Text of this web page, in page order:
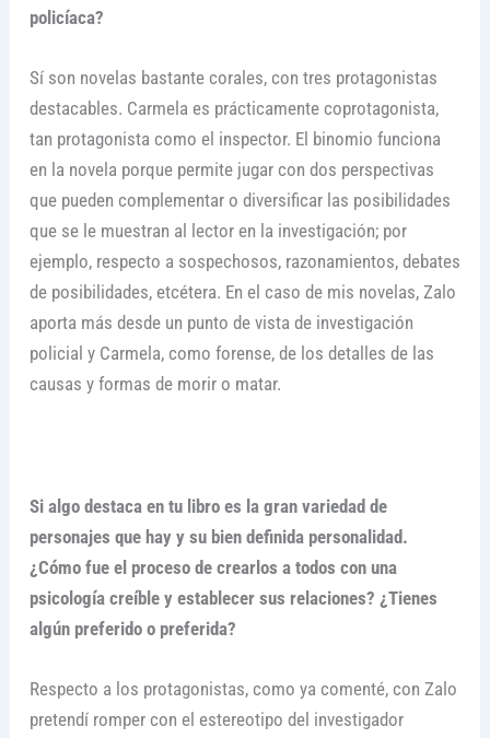
policíaca?
Sí son novelas bastante corales, con tres protagonistas
destacables. Carmela es prácticamente coprotagonista,
tan protagonista como el inspector. El binomio funciona
en la novela porque permite jugar con dos perspectivas
que pueden complementar o diversificar las posibilidades
que se le muestran al lector en la investigación; por
ejemplo, respecto a sospechosos, razonamientos, debates
de posibilidades, etcétera. En el caso de mis novelas, Zalo
aporta más desde un punto de vista de investigación
policial y Carmela, como forense, de los detalles de las
causas y formas de morir o matar.
Si algo destaca en tu libro es la gran variedad de
personajes que hay y su bien definida personalidad.
¿Cómo fue el proceso de crearlos a todos con una
psicología creíble y establecer sus relaciones? ¿Tienes
algún preferido o preferida?
Respecto a los protagonistas, como ya comenté, con Zalo
pretendí romper con el estereotipo del investigador